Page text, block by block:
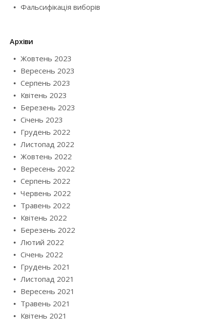
Фальсифікація виборів
Архіви
Жовтень 2023
Вересень 2023
Серпень 2023
Квітень 2023
Березень 2023
Січень 2023
Грудень 2022
Листопад 2022
Жовтень 2022
Вересень 2022
Серпень 2022
Червень 2022
Травень 2022
Квітень 2022
Березень 2022
Лютий 2022
Січень 2022
Грудень 2021
Листопад 2021
Вересень 2021
Травень 2021
Квітень 2021